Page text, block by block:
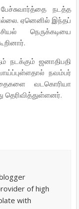
பேச்சுவார்த்தை
நடத்த
. ஏனெனில் இந்தப்
நெருக்கடியை
.
நடக்கும் ஜனாதிபதி
நவம்பர்
வடகொரியா
தெரிவித்துள்ளனர்.
of high
with